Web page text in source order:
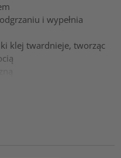
i wypełnia
klej twardnieje, tworząc